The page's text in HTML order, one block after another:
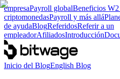
empresaPayroll globalBeneficios
criptomonedasPayroll y más allá
de ayudaBlogReferidosReferir a un
empleadorAfiliadosIntroducción
Inicio del BlogEnglish Blog